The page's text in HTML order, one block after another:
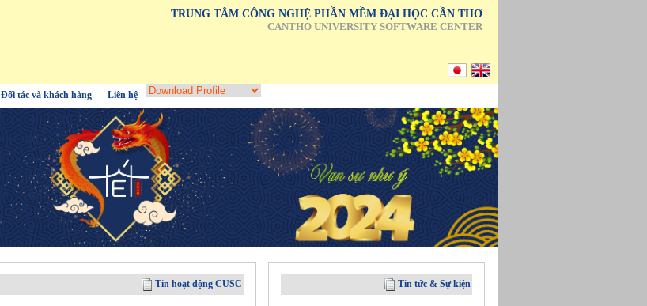
TRUNG TÂM CÔNG NGHỆ PHẦN MỀM ĐẠI HỌC CẦN THƠ
CANTHO UNIVERSITY SOFTWARE CENTER
Đối tác và khách hàng Liên hệ
Tin hoạt động CUSC Tin tức & Sự kiện